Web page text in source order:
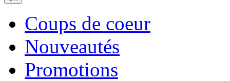
Coups de coeur
Nouveautés
Promotions